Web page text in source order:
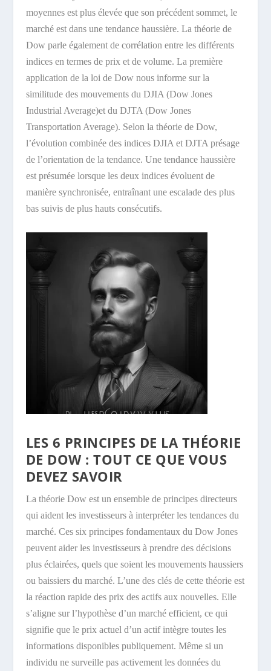
moyennes est plus élevée que son précédent sommet, le
marché est dans une tendance haussière. La théorie de
Dow parle également de corrélation entre les différents
indices en termes de prix et de volume. La première
application de la loi de Dow nous informe sur la
similitude des mouvements du DJIA (Dow Jones
Industrial Average)et du DJTA (Dow Jones
Transportation Average). Selon la théorie de Dow,
l’évolution combinée des indices DJIA et DJTA présage
de l’orientation de la tendance. Une tendance haussière
est présumée lorsque les deux indices évoluent de
manière synchronisée, entraînant une escalade des plus
bas suivis de plus hauts consécutifs.
LES 6 PRINCIPES DE LA THÉORIE
DE DOW : TOUT CE QUE VOUS
DEVEZ SAVOIR
La théorie Dow est un ensemble de principes directeurs
qui aident les investisseurs à interpréter les tendances du
marché. Ces six principes fondamentaux du Dow Jones
peuvent aider les investisseurs à prendre des décisions
plus éclairées, quels que soient les mouvements haussiers
ou baissiers du marché. L’une des clés de cette théorie est
la réaction rapide des prix des actifs aux nouvelles. Elle
s’aligne sur l’hypothèse d’un marché efficient, ce qui
signifie que le prix actuel d’un actif intègre toutes les
informations disponibles publiquement. Même si un
individu ne surveille pas activement les données du